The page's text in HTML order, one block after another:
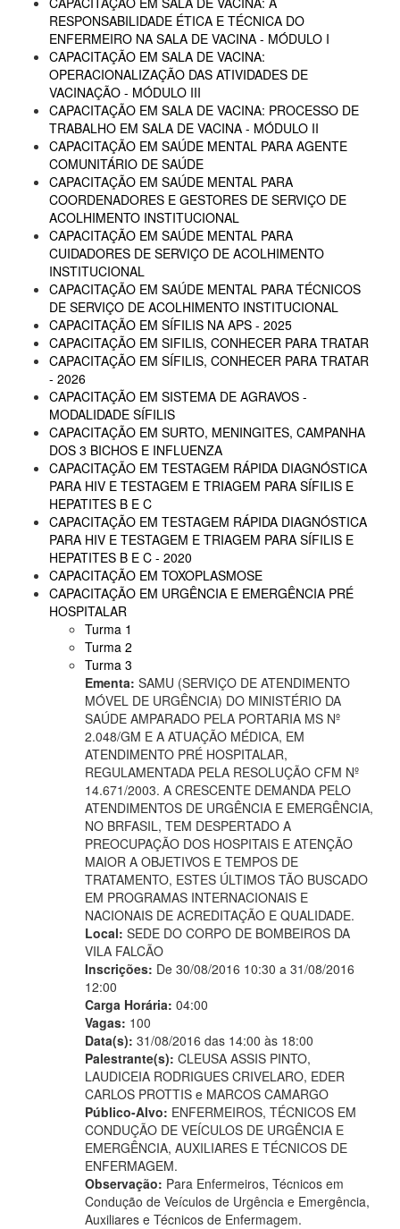
RESPONSABILIDADE ÉTICA E TÉCNICA DO
ENFERMEIRO NA SALA DE VACINA - MÓDULO I
CAPACITAÇÃO EM SALA DE VACINA:
OPERACIONALIZAÇÃO DAS ATIVIDADES DE
VACINAÇÃO - MÓDULO III
CAPACITAÇÃO EM SALA DE VACINA: PROCESSO DE
TRABALHO EM SALA DE VACINA - MÓDULO II
CAPACITAÇÃO EM SAÚDE MENTAL PARA AGENTE
COMUNITÁRIO DE SAÚDE
CAPACITAÇÃO EM SAÚDE MENTAL PARA
COORDENADORES E GESTORES DE SERVIÇO DE
ACOLHIMENTO INSTITUCIONAL
CAPACITAÇÃO EM SAÚDE MENTAL PARA
CUIDADORES DE SERVIÇO DE ACOLHIMENTO
INSTITUCIONAL
CAPACITAÇÃO EM SAÚDE MENTAL PARA TÉCNICOS
DE SERVIÇO DE ACOLHIMENTO INSTITUCIONAL
CAPACITAÇÃO EM SÍFILIS NA APS - 2025
CAPACITAÇÃO EM SIFILIS, CONHECER PARA TRATAR
CAPACITAÇÃO EM SÍFILIS, CONHECER PARA TRATAR
- 2026
CAPACITAÇÃO EM SISTEMA DE AGRAVOS -
MODALIDADE SÍFILIS
CAPACITAÇÃO EM SURTO, MENINGITES, CAMPANHA
DOS 3 BICHOS E INFLUENZA
CAPACITAÇÃO EM TESTAGEM RÁPIDA DIAGNÓSTICA
PARA HIV E TESTAGEM E TRIAGEM PARA SÍFILIS E
HEPATITES B E C
CAPACITAÇÃO EM TESTAGEM RÁPIDA DIAGNÓSTICA
PARA HIV E TESTAGEM E TRIAGEM PARA SÍFILIS E
HEPATITES B E C - 2020
CAPACITAÇÃO EM TOXOPLASMOSE
CAPACITAÇÃO EM URGÊNCIA E EMERGÊNCIA PRÉ
HOSPITALAR
Turma 1
Turma 2
Turma 3
Ementa: SAMU (SERVIÇO DE ATENDIMENTO
MÓVEL DE URGÊNCIA) DO MINISTÉRIO DA
SAÚDE AMPARADO PELA PORTARIA MS Nº
2.048/GM E A ATUAÇÃO MÉDICA, EM
ATENDIMENTO PRÉ HOSPITALAR,
REGULAMENTADA PELA RESOLUÇÃO CFM Nº
14.671/2003. A CRESCENTE DEMANDA PELO
ATENDIMENTOS DE URGÊNCIA E EMERGÊNCIA,
NO BRFASIL, TEM DESPERTADO A
PREOCUPAÇÃO DOS HOSPITAIS E ATENÇÃO
MAIOR A OBJETIVOS E TEMPOS DE
TRATAMENTO, ESTES ÚLTIMOS TÃO BUSCADO
EM PROGRAMAS INTERNACIONAIS E
NACIONAIS DE ACREDITAÇÃO E QUALIDADE.
Local: SEDE DO CORPO DE BOMBEIROS DA
VILA FALCÃO
Inscrições: De 30/08/2016 10:30 a 31/08/2016
12:00
Carga Horária: 04:00
Vagas: 100
Data(s): 31/08/2016 das 14:00 às 18:00
Palestrante(s): CLEUSA ASSIS PINTO,
LAUDICEIA RODRIGUES CRIVELARO, EDER
CARLOS PROTTIS e MARCOS CAMARGO
Público-Alvo: ENFERMEIROS, TÉCNICOS EM
CONDUÇÃO DE VEÍCULOS DE URGÊNCIA E
EMERGÊNCIA, AUXILIARES E TÉCNICOS DE
ENFERMAGEM.
Observação: Para Enfermeiros, Técnicos em
Condução de Veículos de Urgência e Emergência,
Auxiliares e Técnicos de Enfermagem.